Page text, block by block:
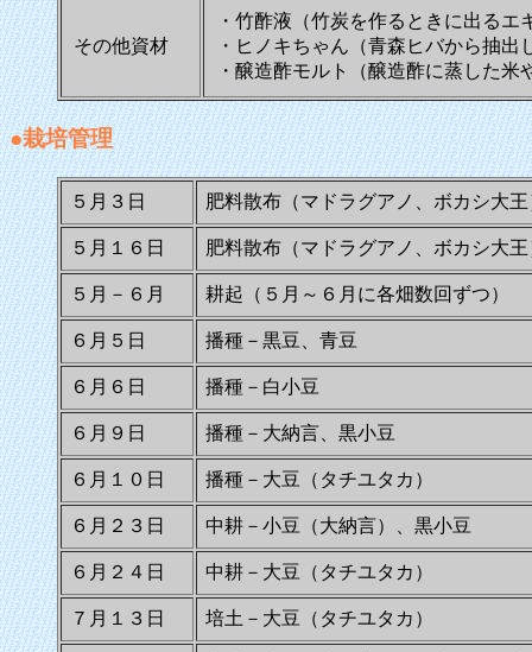
その他資材
・竹酢液（竹炭を作るときに出るエ
・ヒノキちゃん（青森ヒバから抽出
・醸造酢モルト（醸造酢に蒸した
●栽培管理
５月３日 肥料散布（マドラグアノ、ボカシ大
５月１６日 肥料散布（マドラグアノ、ボカシ大
５月－６月 耕起（５月～６月に各畑数回ずつ）
６月５日 播種－黒豆、青豆
６月６日 播種－白小豆
６月９日 播種－大納言、黒小豆
６月１０日 播種－大豆（タチユタカ）
６月２３日 中耕－小豆（大納言）、黒小豆
６月２４日 中耕－大豆（タチユタカ）
７月１３日 培土－大豆（タチユタカ）